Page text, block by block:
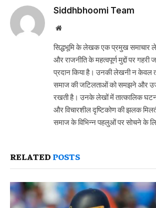
Siddhbhoomi Team
Website
सिद्धभूमि के लेखक एक प्रमुख समाचार
और राजनीति के महत्वपूर्ण मुद्दों पर
प्रदान किया है। उनकी लेखनी न केवल
समाज की जटिलताओं को समझने और
रखती है। उनके लेखों में तात्कालिक
और विचारशील दृष्टिकोण की झलक
समाज के विभिन्न पहलुओं पर सोचने के
RELATED POSTS